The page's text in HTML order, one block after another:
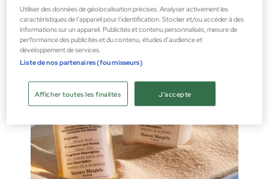
Utiliser des données de géolocalisation précises. Analyser activement les
caractéristiques de l’appareil pour l’identification. Stocker et/ou accéder à des
informations sur un appareil. Publicités et contenu personnalisés, mesure de
performance des publicités et du contenu, études d’audience et
développement de services.
Liste de nos partenaires (fournisseurs)
J'accepte
Afficher toutes les finalités